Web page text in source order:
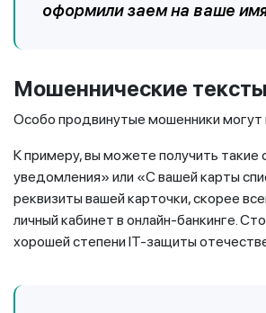
оформили заем на ваше
Мошеннические
Особо продвинутые мошенники могут
К примеру, вы можете получить
уведомления» или «С вашей карты
реквизиты вашей карточки, скорее
личный кабинет в онлайн-банкинге.
хорошей степени IT-защиты